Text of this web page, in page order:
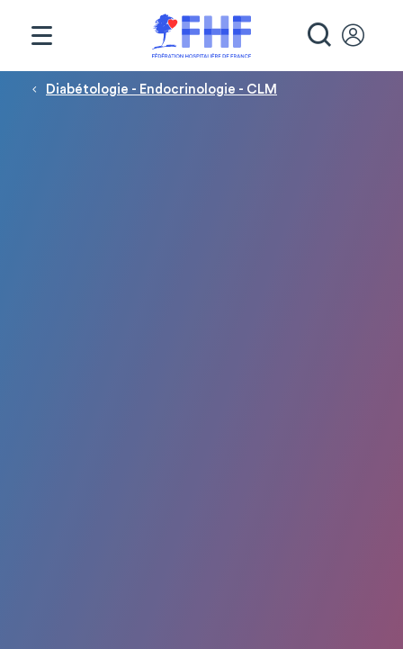
Fil d'Ariane
Diabétologie - Endocrinologie - CLM
Panneau de gestion des cookies